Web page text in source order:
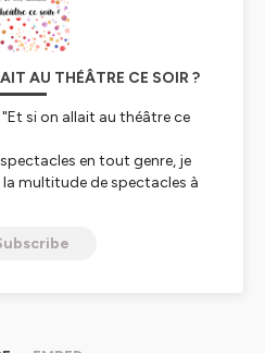
AU THÉÂTRE CE SOIR ?
si on allait au théâtre ce
en tout genre, je
multitude de spectacles à
trouverez également des